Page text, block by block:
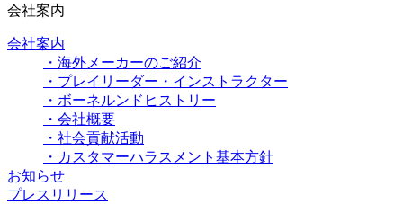
会社案内
会社案内
・海外メーカーのご紹介
・プレイリーダー・インストラクター
・ボーネルンドヒストリー
・会社概要
・社会貢献活動
・カスタマーハラスメント基本方針
お知らせ
プレスリリース